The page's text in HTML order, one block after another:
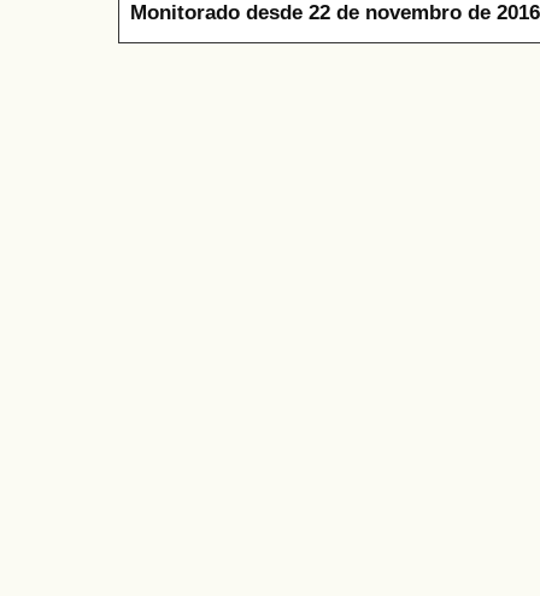
Monitorado desde 22 de novembro de